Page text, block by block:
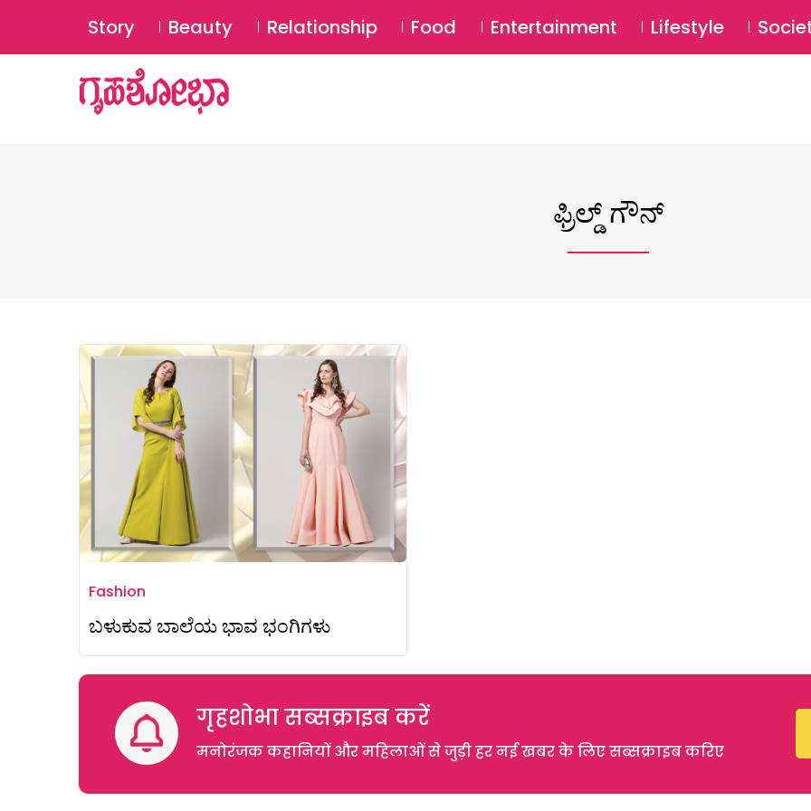
Story Beauty Relationship Food Entertainment Lifestyle
ಫ್ರಿಲ್ಡ್ ಗೌನ್
Fashion
ಬಳುಕುವ ಬಾಲೆಯ ಭಾವ ಭಂಗಿಗಳು
गृहशोभा सब्सक्राइब करें
मनोरंजक कहानियों और महिलाओं से जुड़ी हर नई खबर के लिए सब्सक्राइब करिए